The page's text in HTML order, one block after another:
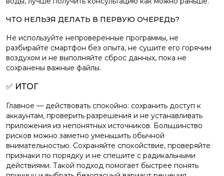
ЧТО НЕЛЬЗЯ ДЕЛАТЬ В ПЕРВУЮ ОЧЕРЕДЬ?
Не используйте непроверенные программы, не
разбирайте смартфон без опыта, не сушите его горячим
воздухом и не выполняйте сброс данных, пока не
сохранены важные файлы.
✅ ИТОГ
Главное — действовать спокойно: сохранить доступ к
аккаунтам, проверить разрешения и не устанавливать
приложения из непонятных источников. Большинство
рисков можно заметно уменьшить обычной
внимательностью. Сохраняйте спокойствие, проверяйте
признаки по порядку и не спешите с радикальными
действиями. Такой подход помогает быстрее понять